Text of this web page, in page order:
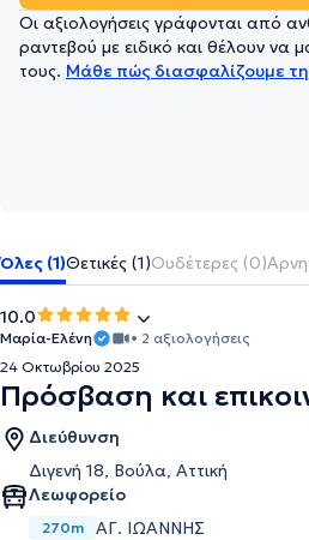
Οι αξιολογήσεις γράφονται από
ραντεβού με ειδικό και θέλουν να
τους. Μάθε πώς διασφαλίζουμε
Όλες (1)Θετικές (1)Ουδέτερες (0)
10.0
Μαρία-Ελένη
• 2 αξιολογήσεις
24 Οκτωβρίου 2025
Πρόσβαση και
Διεύθυνση
Διγενή 18, Βούλα, Αττική
Λεωφορείο
270m ΑΓ. ΙΩΑΝΝΗΣ